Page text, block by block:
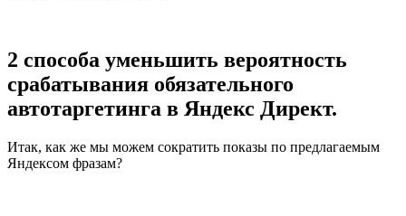
2 способа уменьшить вероятность
срабатывания обязательного
автотаргетинга в Яндекс Директ.
Итак, как же мы можем сократить показы по предлагаемым
Яндексом фразам?